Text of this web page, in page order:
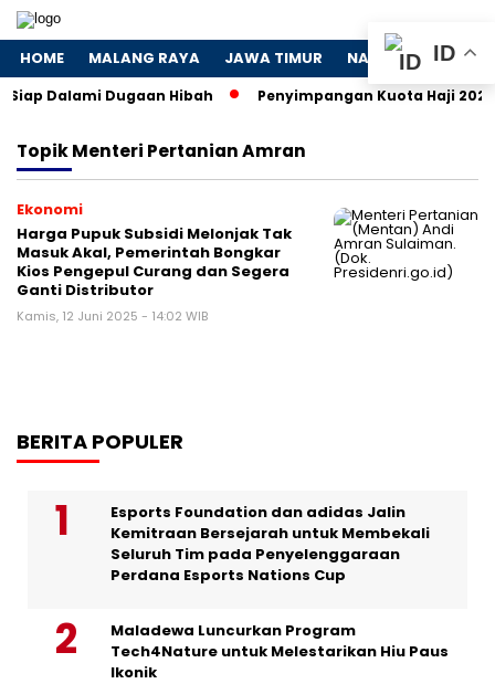
HOME MALANG RAYA JAWA TIMUR NASIONAL
Dalami Dugaan Hibah Penyimpangan Kuota Haji
TopikMenteri Pertanian Amran
Ekonomi
Harga Pupuk Subsidi Melonjak Tak
Masuk Akal, Pemerintah Bongkar
Kios Pengepul Curang dan Segera
Ganti Distributor
Kamis, 12 Juni 2025 - 14:02 WIB
BERITA POPULER
Esports Foundation dan adidas Jalin
Kemitraan Bersejarah untuk Membekali
Seluruh Tim pada Penyelenggaraan
Perdana Esports Nations Cup
Maladewa Luncurkan Program
Tech4Nature untuk Melestarikan Hiu Paus
Ikonik
ID